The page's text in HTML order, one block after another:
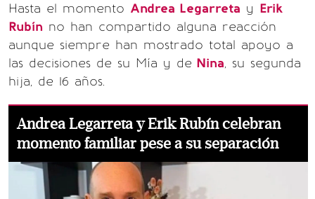
Hasta el momento Andrea Legarreta y Erik
Rubín no han compartido alguna reacción
aunque siempre han mostrado total apoyo a
las decisiones de su Mía y de Nina, su segunda
hija, de 16 años.
Andrea Legarreta y Erik Rubín celebran
momento familiar pese a su separación